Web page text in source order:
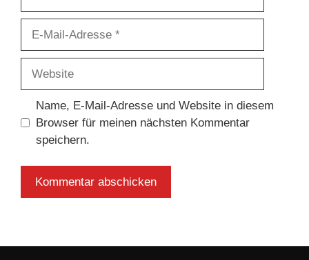
Adresse
Name, E-Mail-Adresse und Website in diesem
Browser für meinen nächsten Kommentar
speichern.